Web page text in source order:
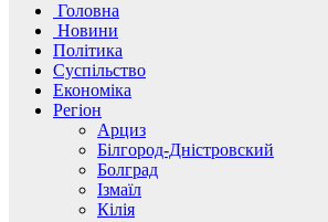
Головна
Новини
Політика
Суспільство
Економіка
Регіон
Арциз
Білгород-Дністровский
Болград
Ізмаїл
Кілія